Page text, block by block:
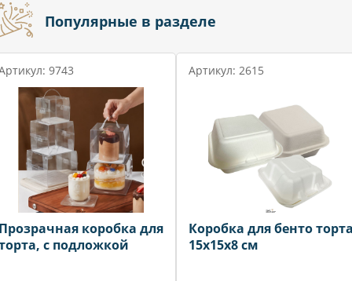
Популярные в разделе
9743
коробка для
с подложкой
Артикул: 2615
Коробка для бенто
15х15х8 см